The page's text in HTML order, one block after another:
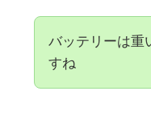
バッテリーは重
すね